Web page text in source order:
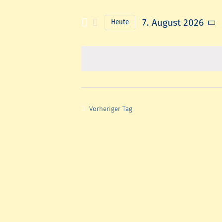
und
Ansichten,
nach
Veranstaltungen
Heute
7. August 2026
Vorheriger Tag